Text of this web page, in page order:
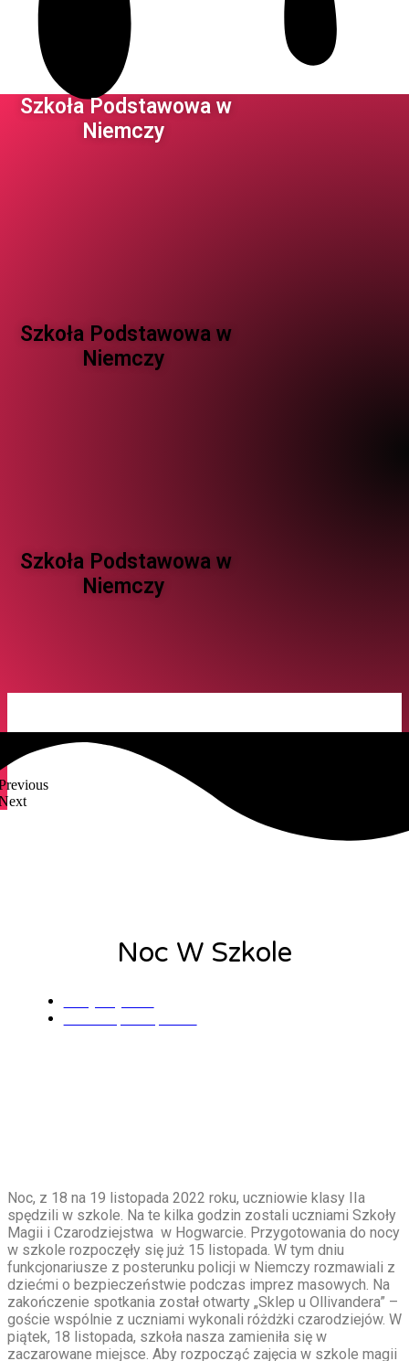
Szkoła Podstawowa w
Niemczy ​
Szkoła Podstawowa w
Niemczy ​
Szkoła Podstawowa w
Niemczy ​
Noc W Szkole
Noc, z 18 na 19 listopada 2022 roku, uczniowie klasy IIa
spędzili w szkole. Na te kilka godzin zostali uczniami Szkoły
Magii i Czarodziejstwa w Hogwarcie. Przygotowania do nocy
w szkole rozpoczęły się już 15 listopada. W tym dniu
funkcjonariusze z posterunku policji w Niemczy rozmawiali z
dziećmi o bezpieczeństwie podczas imprez masowych. Na
zakończenie spotkania został otwarty „Sklep u Ollivandera” –
goście wspólnie z uczniami wykonali różdżki czarodziejów. W
piątek, 18 listopada, szkoła nasza zamieniła się w
zaczarowane miejsce. Aby rozpocząć zajęcia w szkole magii